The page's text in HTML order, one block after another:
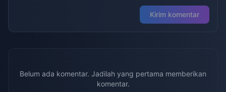
Kirim komentar
Belum ada komentar. Jadilah yang pertama memberikan
komentar.